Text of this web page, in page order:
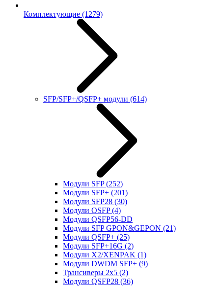
Комплектующие (1279)
SFP/SFP+/QSFP+ модули (614)
Модули SFP(252)
Модули SFP+ (201)
Модули SFP28 (30)
Модули OSFP(4)
Модули QSFP56-DD
Модули SFP GPON&GEPON (21)
Модули QSFP+ (25)
Модули SFP+16G (2)
Модули X2/XENPAK (1)
Модули DWDM SFP+ (9)
Трансиверы 2x5 (2)
Модули QSFP28 (36)